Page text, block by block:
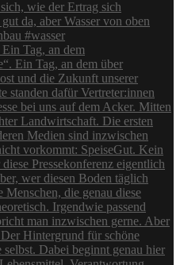
Tag, an dem